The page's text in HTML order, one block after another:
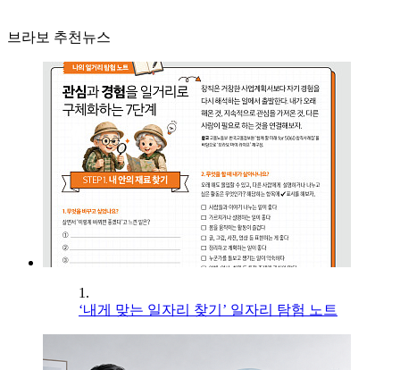
브라보 추천뉴스
1.
‘내게 맞는 일자리 찾기’ 일자리 탐험 노트